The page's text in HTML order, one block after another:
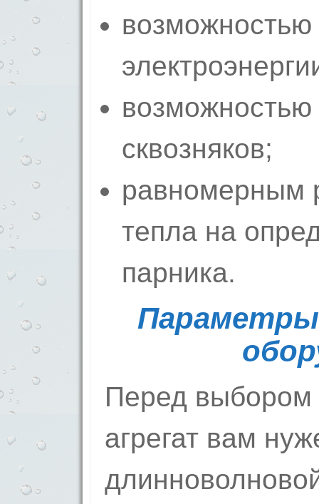
возможностью
сквозняков;
равномерным
тепла на
парника.
Параметры
Перед выбором
агрегат вам